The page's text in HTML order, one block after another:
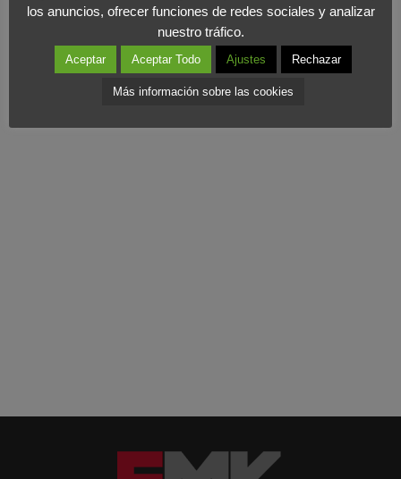
la de cubrir las necesidades del cliente, que es soberano y el
motor último del comercio. Si un grupo importante de clientes
quiere comprar muy tarde o un festivo, el comercio debe
responder a estas necesidades. Sigamos viendo su efecto y
los anuncios, ofrecer funciones de redes sociales y analizar
nuestro tráfico.
Aceptar Aceptar Todo Ajustes Rechazar
Más información sobre las cookies